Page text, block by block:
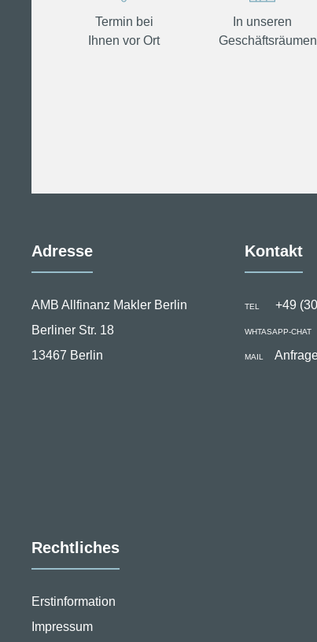
Termin bei
Ihnen vor Ort
In unseren
Geschäftsräumen
Adresse
AMB Allfinanz Makler Berlin
Berliner Str. 18
13467 Berlin
Kontakt
TEL +49
WHTASAPP-CHAT
MAIL
Rechtliches
Erstinformation
Impressum